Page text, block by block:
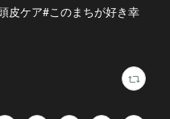
皮ケア#このまちが好き幸